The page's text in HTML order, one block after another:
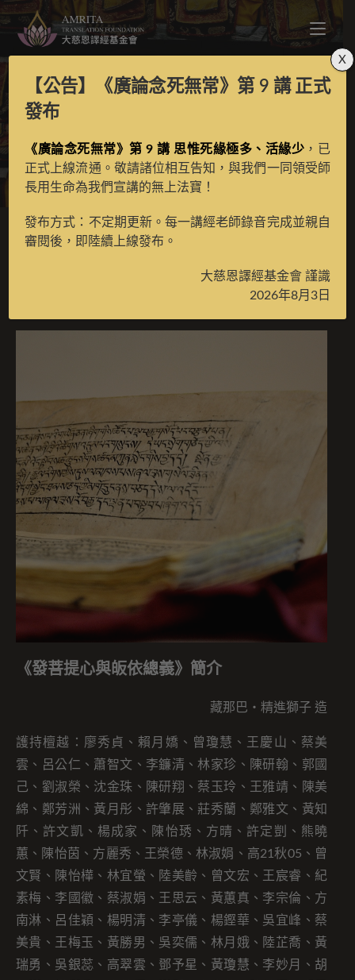
發菩提心與皈依總義
> 月光藏 > 古籍數位化檀越名錄
發菩提心與皈依總義
《發菩提心與皈依總義》簡介
藏那巴・精進獅子 造
護持檀越：廖秀貞、賴月嬌、曾瓊慧、王慶山、蔡美
雲、呂公仁、蕭智文、李鐮清、林家珍、陳研翰、郭國
己、劉淑榮、沈金珠、陳研翔、蔡玉玲、王雅靖、陳美
綿、鄭芳洲、黃月彤、許肇展、莊秀蘭、鄭雅文、黃知
阡、許文凱、楊成家、陳怡琇、方晴、許定剴、熊曉
蕙、陳怡茵、方麗秀、王榮德、林淑娟、高21秋05、曾
文賢、陳怡樺、林宜螢、陸美齡、曾文宏、王宸睿、紀
素梅、李國徽、蔡淑娟、王思云、黃蕙真、李宗倫、方
南淋、呂佳穎、楊明清、李亭儀、楊鏗華、吳宜峰、蔡
美貴、王梅玉、黃勝男、吳奕儒、林月娥、陸芷喬、黃
瑞勇、吳銀蕊、高翠雲、鄧予星、黃瓊慧、李妙月、胡
【公告】 《廣論念死無常》第 9 講正式
發布
《廣論念死無常》第 9 講 思惟死緣極多、活緣少 ，已
正式上線流通。敬請諸位相互告知，與我們一同領受師
長用生命為我們宣講的無上法寶！
發布方式：不定期更新。每一講經老師錄音完成並親自
審閱後，即陸續上線發布。
大慈恩譯經基金會 謹識
2026年8月3日
X